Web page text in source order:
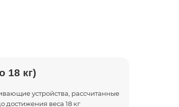
18 кг)
устройства, рассчитанные
достижения веса 18 кг